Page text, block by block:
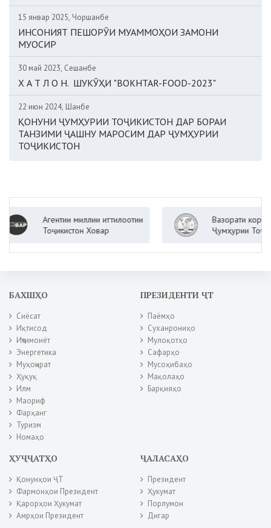
15 январ 2025, Чоршанбе
ИНСОНИЯТ ПЕШОРӮИ МУАММОҲОИ ЗАМОНИ
МУОСИР
30 май 2023, Сешанбе
Х А Т Л О Н. ШУКӮҲИ "BOKHTAR-FOOD-2023"
22 июн 2024, Шанбе
ҚОНУНИ ҶУМҲУРИИ ТОҶИКИСТОН ДАР БОРАИ
ТАНЗИМИ ҶАШНУ МАРОСИМ ДАР ҶУМҲУРИИ
ТОҶИКИСТОН
миллии иттилоотии
Ховар
Вазорати корҳои хориҷии
Ҷумҳурии Тоҷикистон
БАХШҲО
Сиёсат
Иқтисод
Иҷтимоиёт
Энергетика
Муҳоҷират
Ҳуқуқ
Илм
Маориф
Фарҳанг
Туризм
Номаҳо
ПРЕЗИДЕНТИ ҶТ
Паёмҳо
Суханрониҳо
Мулоқотҳо
Сафарҳо
Мусоҳибаҳо
Мақолаҳо
Барқияҳо
ҲУҶҶАТҲО
Қонунҳои ҶТ
Фармонҳои Президент
Қарорҳои Ҳукумат
Амрҳои Президент
ҶАЛАСАҲО
Президент
Ҳукумат
Порлумон
Дигар